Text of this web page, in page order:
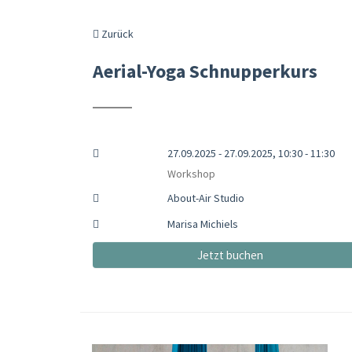
Zurück
Aerial-Yoga Schnupperkurs
27.09.2025 - 27.09.2025, 10:30 - 11:30
Workshop
About-Air Studio
Marisa Michiels
Jetzt buchen